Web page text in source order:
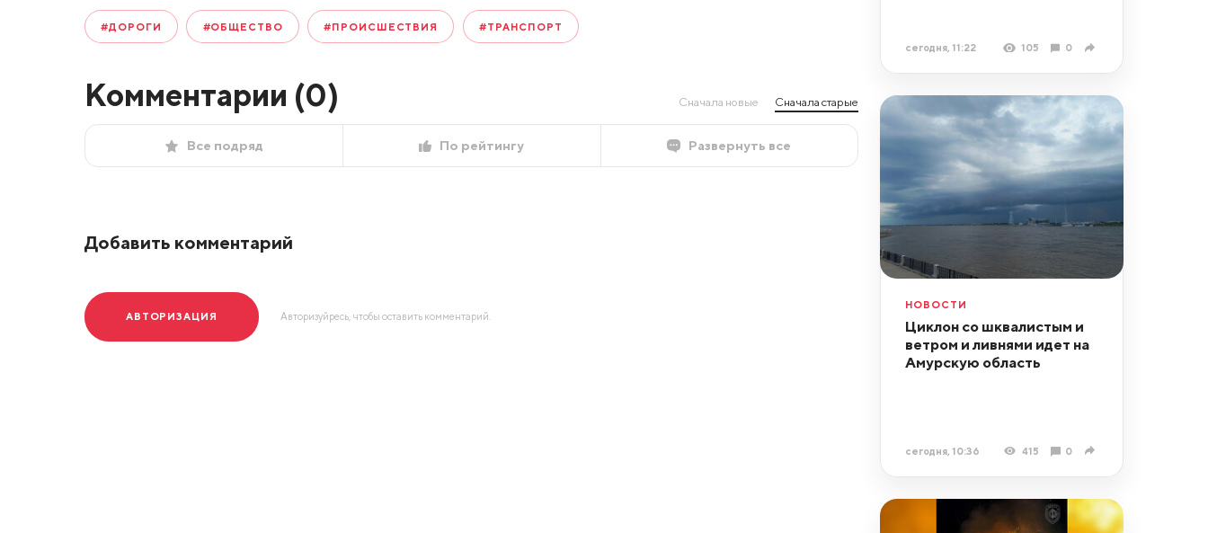
#ДОРОГИ #ОБЩЕСТВО #ПРОИСШЕСТВИЯ #ТРАНСПОРТ
Комментарии (0) Сначала новые Сначала старые
Все подряд По рейтингу Развернуть все
Добавить комментарий
АВТОРИЗАЦИЯ Авторизуйресь, чтобы оставить комментарий.
сегодня, 11:22 105 0
НОВОСТИ
Циклон со шквалистым и
ветром и ливнями идет на
Амурскую область
сегодня, 10:36 415 0